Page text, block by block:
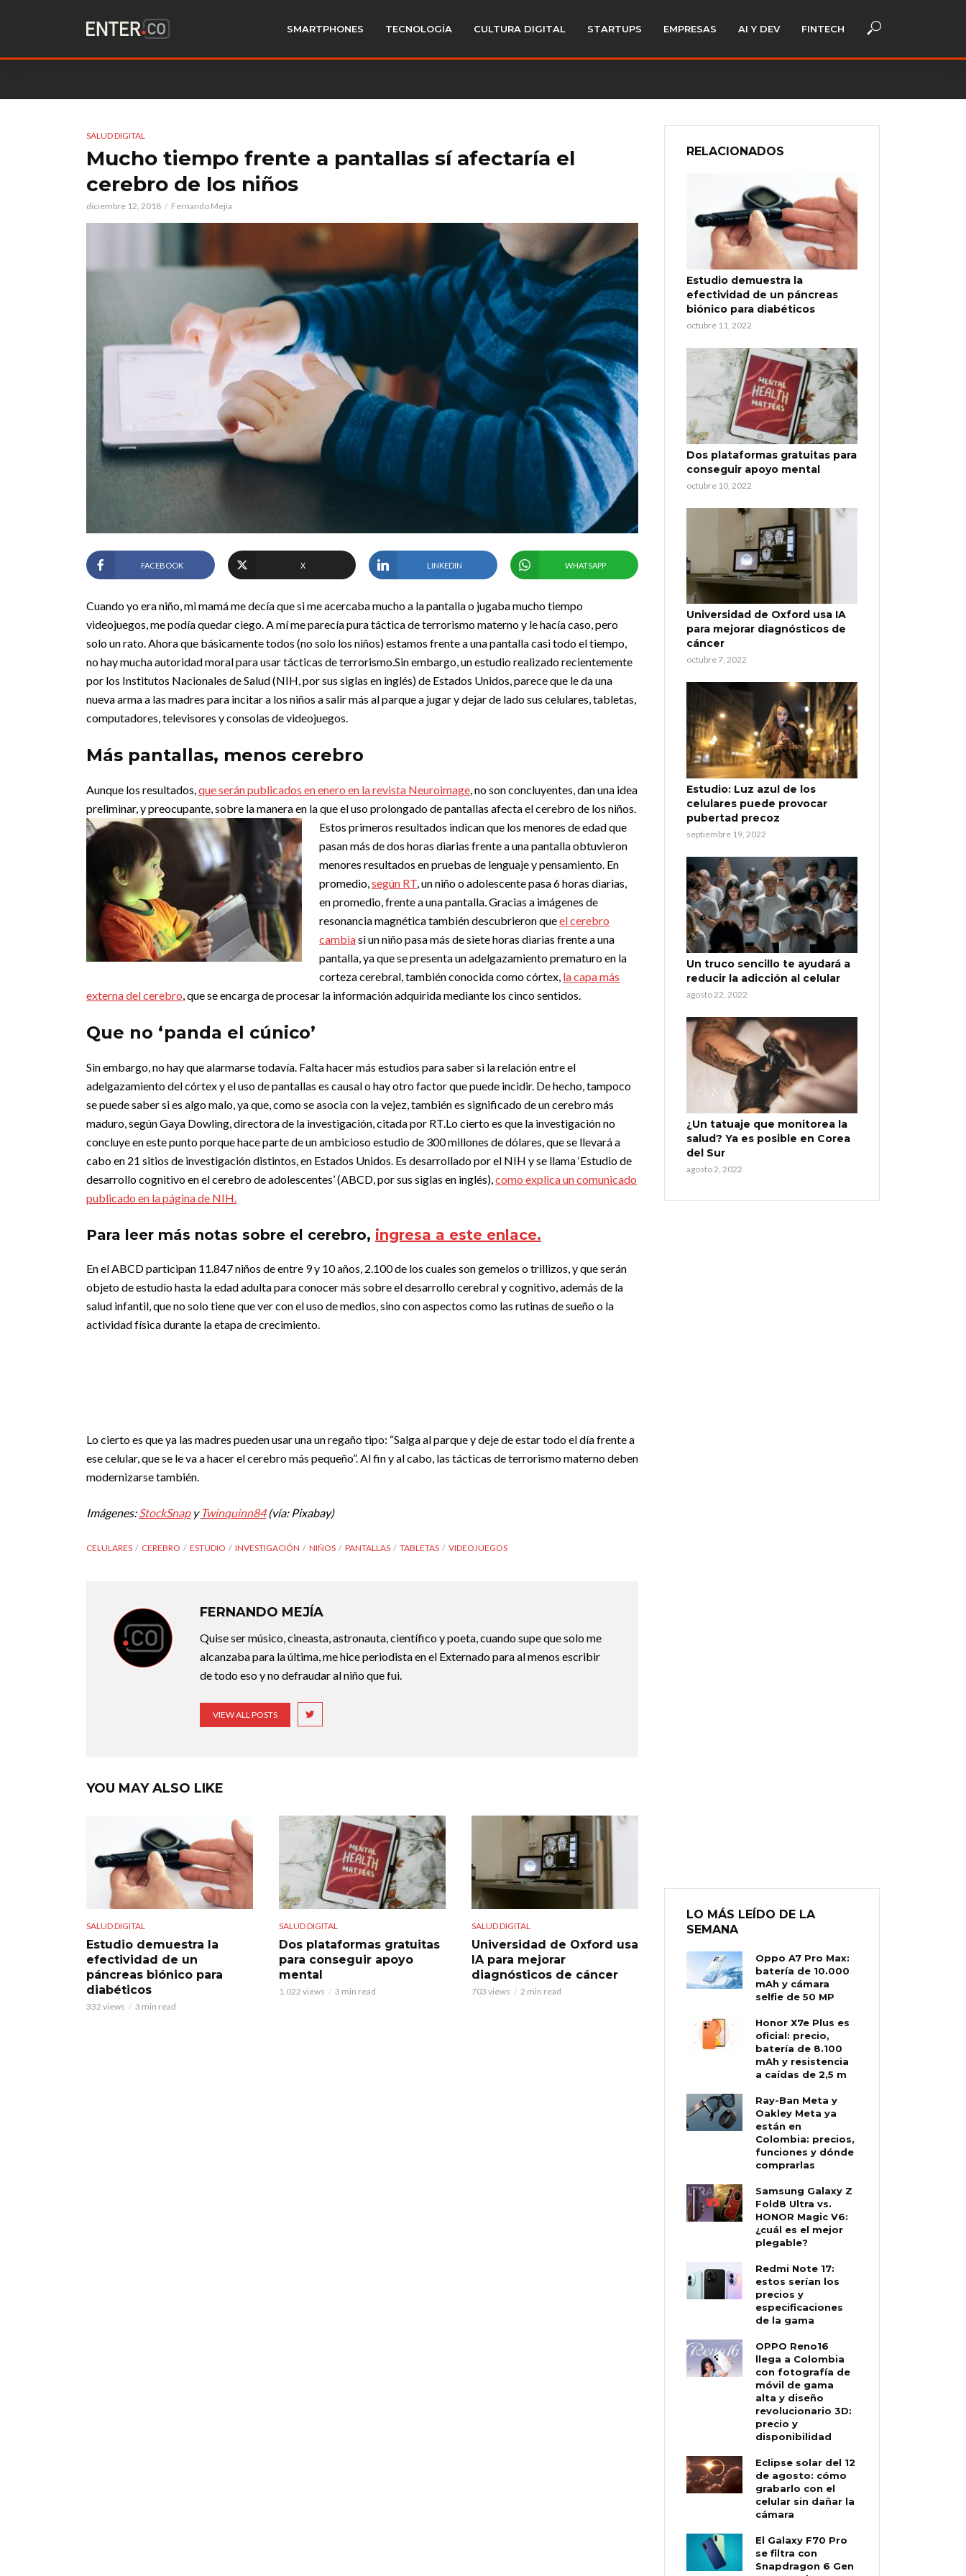
SMARTPHONES TECNOLOGÍA CULTURA DIGITAL STARTUPS EMPRESAS AI Y DEV FINTECH
SALUD DIGITAL
Mucho tiempo frente a pantallas sí afectaría el
cerebro de los niños
diciembre 12, 2018 Fernando Mejía
FACEBOOK X LINKEDIN WHATSAPP
Cuando yo era niño, mi mamá me decía que si me acercaba mucho a la pantalla o jugaba mucho tiempo
videojuegos, me podía quedar ciego. A mí me parecía pura táctica de terrorismo materno y le hacía caso, pero
solo un rato. Ahora que básicamente todos (no solo los niños) estamos frente a una pantalla casi todo el tiempo,
no hay mucha autoridad moral para usar tácticas de terrorismo.Sin embargo, un estudio realizado recientemente
por los Institutos Nacionales de Salud (NIH, por sus siglas en inglés) de Estados Unidos, parece que le da una
nueva arma a las madres para incitar a los niños a salir más al parque a jugar y dejar de lado sus celulares, tabletas,
computadores, televisores y consolas de videojuegos.
Más pantallas, menos cerebro
Aunque los resultados,que serán publicados en enero en la revista Neuroimage, no son concluyentes, dan una idea
preliminar, y preocupante, sobre la manera en la que el uso prolongado de pantallas afecta el cerebro de los niños.
Estos primeros resultados indican que los menores de edad que
pasan más de dos horas diarias frente a una pantalla obtuvieron
menores resultados en pruebas de lenguaje y pensamiento. En
promedio,según RT, un niño o adolescente pasa 6 horas diarias,
en promedio, frente a una pantalla.Gracias a imágenes de
resonancia magnética también descubrieron queel cerebro
cambiasi un niño pasa más de siete horas diarias frente a una
pantalla, ya que se presenta un adelgazamiento prematuro en la
corteza cerebral, también conocida como córtex, la capa más
externa del cerebro, que se encarga de procesar la información adquirida mediante los cinco sentidos.
Que no ‘panda el cúnico’
Sin embargo, no hay que alarmarse todavía. Falta hacer más estudios para saber si la relación entre el
adelgazamiento del córtex y el uso de pantallas es causal o hay otro factor que puede incidir. De hecho, tampoco
se puede saber si es algo malo, ya que, como se asocia con la vejez, también es significado de un cerebro más
maduro, según Gaya Dowling, directora de la investigación, citada por RT.Lo cierto es que la investigación no
concluye en este punto porque hace parte de un ambicioso estudio de 300 millones de dólares, que se llevará a
cabo en 21 sitios de investigación distintos, en Estados Unidos. Es desarrollado por el NIH y se llama ‘Estudio de
desarrollo cognitivo en el cerebro de adolescentes’ (ABCD, por sus siglas en inglés),como explica un comunicado
publicado en la página de NIH.
Para leer más notas sobre el cerebro, ingresa a este enlace.
En el ABCD participan 11.847 niños de entre 9 y 10 años, 2.100 de los cuales son gemelos o trillizos, y que serán
objeto de estudio hasta la edad adulta para conocer más sobre el desarrollo cerebral y cognitivo, además de la
salud infantil, que no solo tiene que ver con el uso de medios, sino con aspectos como las rutinas de sueño o la
actividad física durante la etapa de crecimiento.
Lo cierto es que ya las madres pueden usar una un regaño tipo: “Salga al parque y deje de estar todo el día frente a
ese celular, que se le va a hacer el cerebro más pequeño”. Al fin y al cabo, las tácticas de terrorismo materno deben
modernizarse también.
Imágenes:StockSnapy Twinquinn84(vía: Pixabay)
CELULARES CEREBRO ESTUDIO INVESTIGACIÓN NIÑOS PANTALLAS TABLETAS VIDEOJUEGOS
FERNANDO MEJÍA
Quise ser músico, cineasta, astronauta, científico y poeta, cuando supe que solo me
alcanzaba para la última, me hice periodista en el Externado para al menos escribir
de todo eso y no defraudar al niño que fui.
VIEW ALL POSTS
YOU MAY ALSO LIKE
SALUD DIGITAL
Estudio demuestra la
efectividad de un
páncreas biónico para
diabéticos
332 views 3 min read
SALUD DIGITAL
Dos plataformas gratuitas
para conseguir apoyo
mental
1.022 views 3 min read
SALUD DIGITAL
Universidad de Oxford usa
IA para mejorar
diagnósticos de cáncer
703 views 2 min read
RELACIONADOS
Estudio demuestra la
efectividad de un páncreas
biónico para diabéticos
octubre 11, 2022
Dos plataformas gratuitas para
conseguir apoyo mental
octubre 10, 2022
Universidad de Oxford usa IA
para mejorar diagnósticos de
cáncer
octubre 7, 2022
Estudio: Luz azul de los
celulares puede provocar
pubertad precoz
septiembre 19, 2022
Un truco sencillo te ayudará a
reducir la adicción al celular
agosto 22, 2022
¿Un tatuaje que monitorea la
salud? Ya es posible en Corea
del Sur
agosto 2, 2022
LO MÁS LEÍDO DE LA
SEMANA
Oppo A7 Pro Max:
batería de 10.000
mAh y cámara
selfie de 50 MP
Honor X7e Plus es
oficial: precio,
batería de 8.100
mAh y resistencia
a caídas de 2,5 m
Ray-Ban Meta y
Oakley Meta ya
están en
Colombia: precios,
funciones y dónde
comprarlas
Samsung Galaxy Z
Fold8 Ultra vs.
HONOR Magic V6:
¿cuál es el mejor
plegable?
Redmi Note 17:
estos serían los
precios y
especificaciones
de la gama
OPPO Reno16
llega a Colombia
con fotografía de
móvil de gama
alta y diseño
revolucionario 3D:
precio y
disponibilidad
Eclipse solar del 12
de agosto: cómo
grabarlo con el
celular sin dañar la
cámara
El Galaxy F70 Pro
se filtra con
Snapdragon 6 Gen